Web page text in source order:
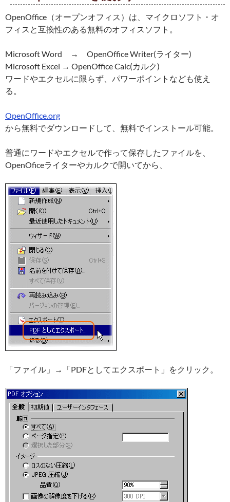
OpenOffice（オープンオフィス）は、マイクロソフト・オ
フィスと互換性のある無料のオフィスソフト。
Microsoft Word → OpenOffice Writer(ライター)
Microsoft Excel → OpenOffice Calc(カルク)
ワードやエクセルに限らず、パワーポイントなども使え
る。
OpenOffice.org
から無料でダウンロードして、無料でインストール可能。
普通にワードやエクセルで作って保存したファイルを、
OpenOficeライターやカルクで開いてから、
「ファイル」→「PDFとしてエクスポート」をクリック。